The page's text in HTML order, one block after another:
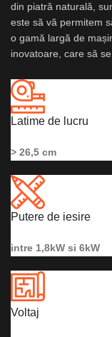
din piatră naturală,
este să vă permitem
o gamă largă de
inovatoare, care să
Latime de lucru
> 26,5 cm
Putere de iesire
intre 1,8kW si 6kW
Voltaj